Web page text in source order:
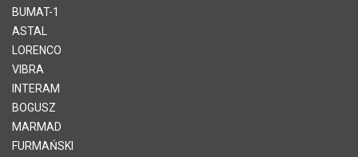
BUMAT-1
ASTAL
LORENCO
VIBRA
INTERAM
BOGUSZ
MARMAD
FURMAŃSKI